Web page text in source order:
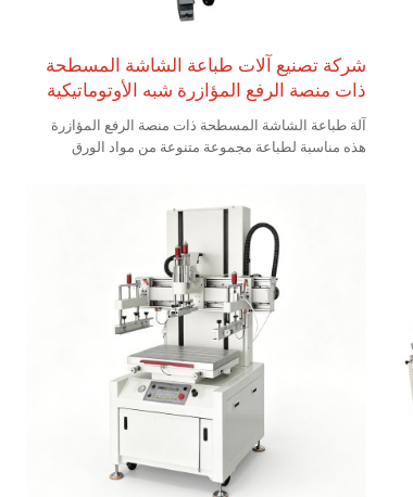
شركة تصنيع آلات طباعة الشاشة المسطحة
ذات منصة الرفع المؤازرة شبه الأوتوماتيكية
آلة طباعة الشاشة المسطحة ذات منصة الرفع المؤازرة
هذه مناسبة لطباعة مجموعة متنوعة من مواد الورق
المحمولة والصفائح المعدنية وما إلى ذلك.